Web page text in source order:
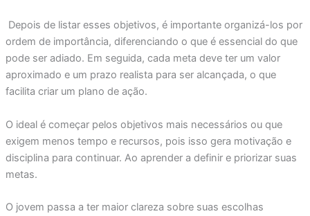
Depois de listar esses objetivos, é importante organizá-los por
ordem de importância, diferenciando o que é essencial do que
pode ser adiado. Em seguida, cada meta deve ter um valor
aproximado e um prazo realista para ser alcançada, o que
facilita criar um plano de ação.
O ideal é começar pelos objetivos mais necessários ou que
exigem menos tempo e recursos, pois isso gera motivação e
disciplina para continuar. Ao aprender a definir e priorizar suas
metas.
O jovem passa a ter maior clareza sobre suas escolhas